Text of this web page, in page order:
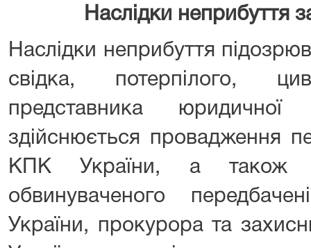
Наслідки неприбуття
Наслідки неприбуття
свідка, потерпілого,
представника
здійснюється провадження
КПК України, а також
обвинуваченого
України, прокурора та